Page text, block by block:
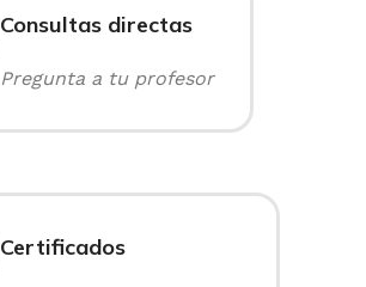
Consultas directas
Pregunta a tu profesor
Certificados